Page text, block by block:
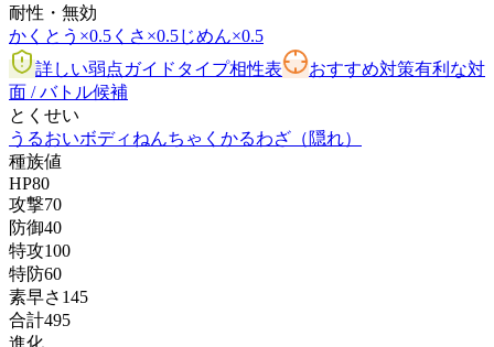
耐性・無効
かくとう ×0.5 くさ ×0.5じめん×0.5
詳しい弱点ガイド タイプ相性表 おすすめ対策有利な対
面 / バトル候補
とくせい
うるおいボディ ねんちゃく かるわざ （隠れ）
種族値
HP80
攻撃70
防御40
特攻100
特防60
素早さ 145
合計495
進化